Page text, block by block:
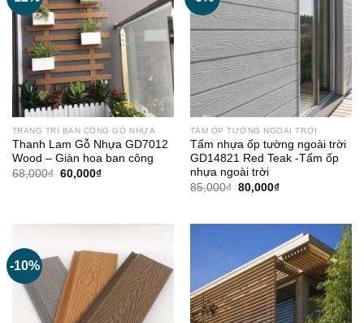
TRANG TRÍ BAN CÔNG GỖ NHỰA
Thanh Lam Gỗ Nhựa GD7012
Wood – Giàn hoa ban công
68,000₫ Giá
gốc
60,000₫Giá
TẤM ỐP TƯỜNG NGOÀI TRỜI
Tấm nhựa ốp tường ngoài trời
GD14821 Red Teak -Tấm ốp
nhựa ngoài trời
85,000₫ Giá
gốc
80,000₫Giá
-10%